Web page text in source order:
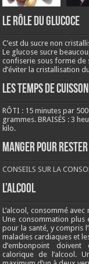
LE RÔLE DU GLUCOCE
C’est du sucre non
Le glucose sucre
confiserie sous forme de
d’éviter la cristallisation
LES TEMPS DE CUISSON
RÔTI : 15 minutes par
grammes. BRAISÉS : 3
kilo.
Manger pour rester
CONSEILS SUR LA
L’ALCOOL
L’alcool, consommé
Une consommation
pour la santé, y compris
maladies cardiaques et
d’embonpoint
calorique de l’alcool.